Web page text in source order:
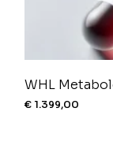
WHL
€ 1.399,00